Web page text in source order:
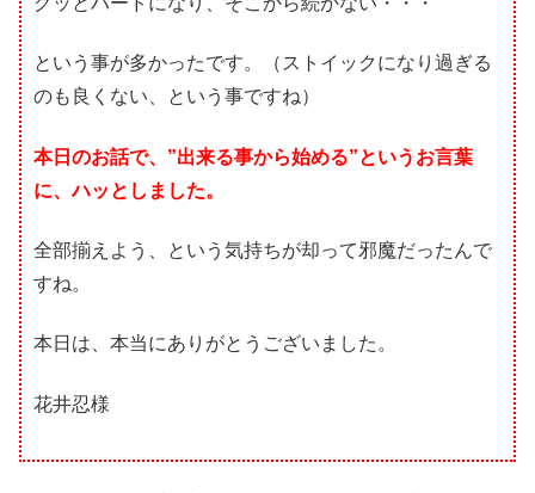
という事が多かったです。（ストイックになり過ぎる
のも良くない、という事ですね）
本日のお話で、”出来る事から始める”というお言葉
に、ハッとしました。
全部揃えよう、という気持ちが却って邪魔だったんで
すね。
本日は、本当にありがとうございました。
花井忍様